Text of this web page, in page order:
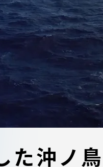
た沖ノ
院
方針
システム
センター